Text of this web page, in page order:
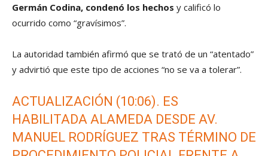
Germán Codina, condenó los hechos y calificó lo
ocurrido como “gravísimos”.
La autoridad también afirmó que se trató de un “atentado”
y advirtió que este tipo de acciones “no se va a tolerar”.
ACTUALIZACIÓN (10:06). ES
HABILITADA ALAMEDA DESDE AV.
MANUEL RODRÍGUEZ TRAS TÉRMINO DE